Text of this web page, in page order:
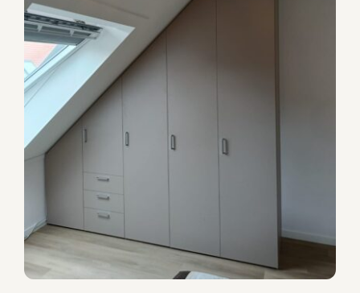
Draaideurkast onder schuin
plafond